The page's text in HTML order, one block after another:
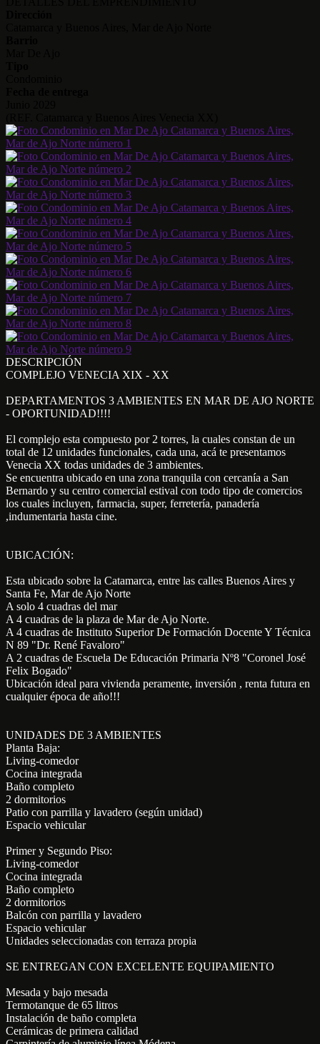
DESCRIPCIÓN
COMPLEJO VENECIA XIX - XX
DEPARTAMENTOS 3 AMBIENTES EN MAR DE AJO NORTE
- OPORTUNIDAD!!!!
El complejo esta compuesto por 2 torres, la cuales constan de un
total de 12 unidades funcionales, cada una, acá te presentamos
Venecia XX todas unidades de 3 ambientes.
Se encuentra ubicado en una zona tranquila con cercanía a San
Bernardo y su centro comercial estival con todo tipo de comercios
los cuales incluyen, farmacia, super, ferretería, panadería
,indumentaria hasta cine.
UBICACIÓN:
Esta ubicado sobre la Catamarca, entre las calles Buenos Aires y
Santa Fe, Mar de Ajo Norte
A solo 4 cuadras del mar
A 4 cuadras de la plaza de Mar de Ajo Norte.
A 4 cuadras de Instituto Superior De Formación Docente Y Técnica
N 89 "Dr. René Favaloro"
A 2 cuadras de Escuela De Educación Primaria Nº8 "Coronel José
Felix Bogado"
Ubicación ideal para vivienda peramente, inversión , renta futura en
cualquier época de año!!!
UNIDADES DE 3 AMBIENTES
Planta Baja:
Living-comedor
Cocina integrada
Baño completo
2 dormitorios
Patio con parrilla y lavadero (según unidad)
Espacio vehicular
Primer y Segundo Piso:
Living-comedor
Cocina integrada
Baño completo
2 dormitorios
Balcón con parrilla y lavadero
Espacio vehicular
Unidades seleccionadas con terraza propia
SE ENTREGAN CON EXCELENTE EQUIPAMIENTO
Mesada y bajo mesada
Termotanque de 65 litros
Instalación de baño completa
Cerámicas de primera calidad